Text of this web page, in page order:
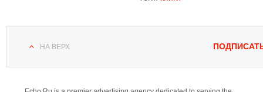
НА ВЕРХ